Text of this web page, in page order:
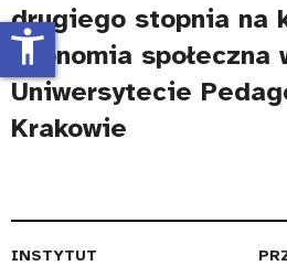
drugiego stopnia na
ekonomia społeczna
Uniwersytecie
Krakowie
INSTYTUT
accessibility_new